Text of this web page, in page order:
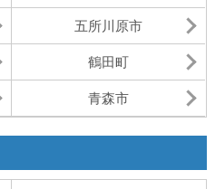
五所川原市
鶴田町
青森市